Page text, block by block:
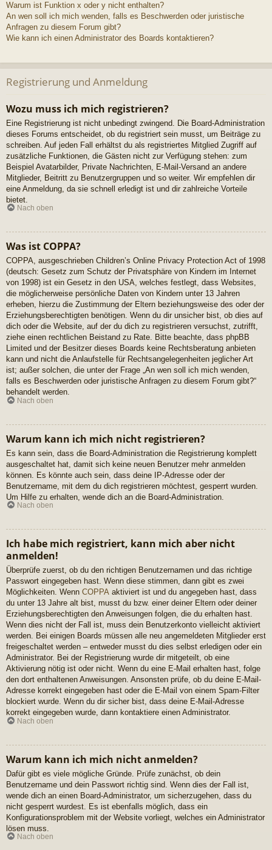
Warum ist Funktion x oder y nicht enthalten?
An wen soll ich mich wenden, falls es Beschwerden oder juristische
Anfragen zu diesem Forum gibt?
Wie kann ich einen Administrator des Boards kontaktieren?
Registrierung und Anmeldung
Wozu muss ich mich registrieren?
Eine Registrierung ist nicht unbedingt zwingend. Die Board-Administration
dieses Forums entscheidet, ob du registriert sein musst, um Beiträge zu
schreiben. Auf jeden Fall erhältst du als registriertes Mitglied Zugriff auf
zusätzliche Funktionen, die Gästen nicht zur Verfügung stehen: zum
Beispiel Avatarbilder, Private Nachrichten, E-Mail-Versand an andere
Mitglieder, Beitritt zu Benutzergruppen und so weiter. Wir empfehlen dir
eine Anmeldung, da sie schnell erledigt ist und dir zahlreiche Vorteile
bietet.
Nach oben
Was ist COPPA?
COPPA, ausgeschrieben Children’s Online Privacy Protection Act of 1998
(deutsch: Gesetz zum Schutz der Privatsphäre von Kindern im Internet
von 1998) ist ein Gesetz in den USA, welches festlegt, dass Websites,
die möglicherweise persönliche Daten von Kindern unter 13 Jahren
erheben, hierzu die Zustimmung der Eltern beziehungsweise des oder der
Erziehungsberechtigten benötigen. Wenn du dir unsicher bist, ob dies auf
dich oder die Website, auf der du dich zu registrieren versuchst, zutrifft,
ziehe einen rechtlichen Beistand zu Rate. Bitte beachte, dass phpBB
Limited und der Besitzer dieses Boards keine Rechtsberatung anbieten
kann und nicht die Anlaufstelle für Rechtsangelegenheiten jeglicher Art
ist; außer solchen, die unter der Frage „An wen soll ich mich wenden,
falls es Beschwerden oder juristische Anfragen zu diesem Forum gibt?“
behandelt werden.
Nach oben
Warum kann ich mich nicht registrieren?
Es kann sein, dass die Board-Administration die Registrierung komplett
ausgeschaltet hat, damit sich keine neuen Benutzer mehr anmelden
können. Es könnte auch sein, dass deine IP-Adresse oder der
Benutzername, mit dem du dich registrieren möchtest, gesperrt wurden.
Um Hilfe zu erhalten, wende dich an die Board-Administration.
Nach oben
Ich habe mich registriert, kann mich aber nicht
anmelden!
Überprüfe zuerst, ob du den richtigen Benutzernamen und das richtige
Passwort eingegeben hast. Wenn diese stimmen, dann gibt es zwei
Möglichkeiten. Wenn COPPA aktiviert ist und du angegeben hast, dass
du unter 13 Jahre alt bist, musst du bzw. einer deiner Eltern oder deiner
Erziehungsberechtigten den Anweisungen folgen, die du erhalten hast.
Wenn dies nicht der Fall ist, muss dein Benutzerkonto vielleicht aktiviert
werden. Bei einigen Boards müssen alle neu angemeldeten Mitglieder erst
freigeschaltet werden – entweder musst du dies selbst erledigen oder ein
Administrator. Bei der Registrierung wurde dir mitgeteilt, ob eine
Aktivierung nötig ist oder nicht. Wenn du eine E-Mail erhalten hast, folge
den dort enthaltenen Anweisungen. Ansonsten prüfe, ob du deine E-Mail-
Adresse korrekt eingegeben hast oder die E-Mail von einem Spam-Filter
blockiert wurde. Wenn du dir sicher bist, dass deine E-Mail-Adresse
korrekt eingegeben wurde, dann kontaktiere einen Administrator.
Nach oben
Warum kann ich mich nicht anmelden?
Dafür gibt es viele mögliche Gründe. Prüfe zunächst, ob dein
Benutzername und dein Passwort richtig sind. Wenn dies der Fall ist,
wende dich an einen Board-Administrator, um sicherzugehen, dass du
nicht gesperrt wurdest. Es ist ebenfalls möglich, dass ein
Konfigurationsproblem mit der Website vorliegt, welches ein Administrator
lösen muss.
Nach oben